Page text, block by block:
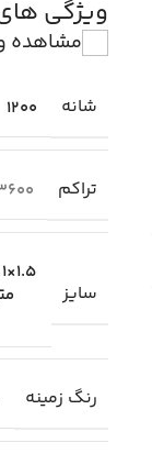
ویژگی
مشاهده
شانه 1200
تراکم
سایز
1.5×1 متری
رنگ زمینه